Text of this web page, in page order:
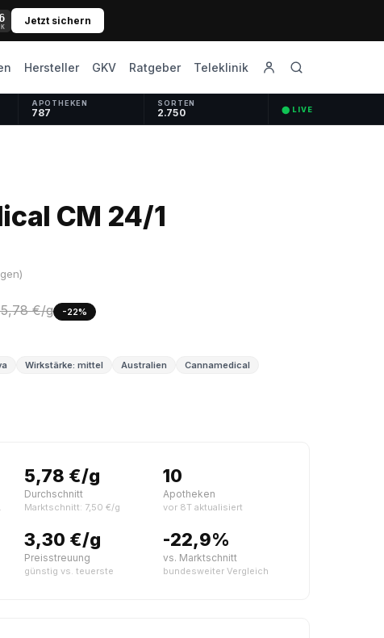
Jetzt sichern
Hersteller GKV Ratgeber Teleklinik
APOTHEKEN
787
SORTEN
2.750 ⬤ LIVE
CM 24/1
€/g
-22%
Wirkstärke: mittel Australien
Cannamedical
5,78 €/g
Durchschnitt
Marktschnitt: 7,50 €/g
10
Apotheken
vor 8T aktualisiert
3,30 €/g
Preisstreuung
günstig vs. teuerste
-22,9%
vs. Marktschnitt
bundesweiter Vergleich